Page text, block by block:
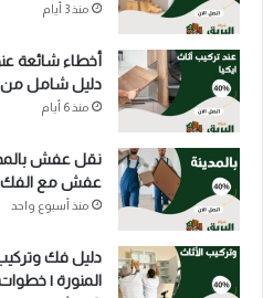
منذ 3 أيام
أخطاء شائعة
دليل شامل من
منذ 6 أيام
عفش مع الفك
منذ أسبوع واحد
دليل فك
المنورة | خطوات